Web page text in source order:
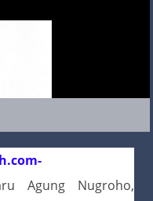
Agung Nugroho,